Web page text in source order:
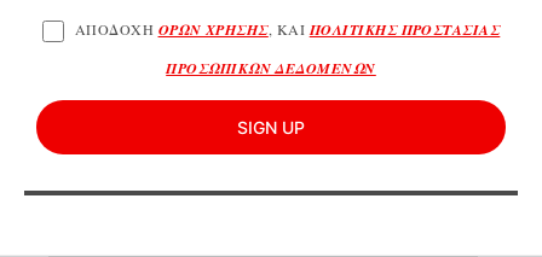
ΑΠΟΔΟΧΗ ΟΡΩΝ ΧΡΗΣΗΣ, ΚΑΙΠΟΛΙΤΙΚΗΣ ΠΡΟΣΤΑΣΙΑΣ
ΠΡΟΣΩΠΙΚΩΝ ΔΕΔΟΜΕΝΩΝ
SIGN UP